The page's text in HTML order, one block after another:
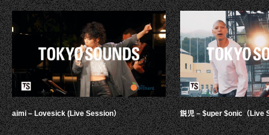
aimi – Lovesick (Live Session） 鋭児 – $uper $onic（Live